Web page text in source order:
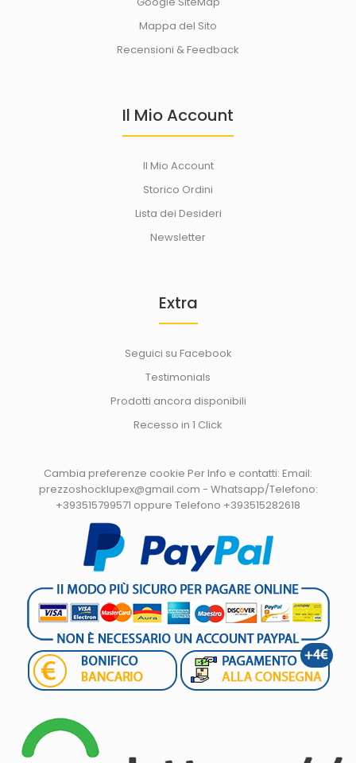
Mappa del Sito
Recensioni & Feedback
Il Mio Account
Il Mio Account
Storico Ordini
Lista dei Desideri
Newsletter
Extra
Seguici su Facebook
Testimonials
Prodotti ancora disponibili
Recesso in 1 Click
Cambia preferenze cookie Per Info e contatti: Email:
prezzoshocklupex@gmail.com - Whatsapp/Telefono:
+393515799571 oppure Telefono +393515282618